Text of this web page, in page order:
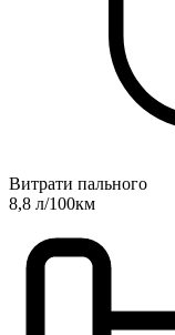
Витрати пального
8,8 л/100км